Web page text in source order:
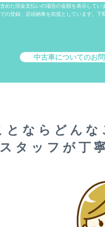
めた現金支払いの場合の金額を表示して
の登録、店頭納車を前提としています。
中古車についてのお
とならどん
タッフが丁